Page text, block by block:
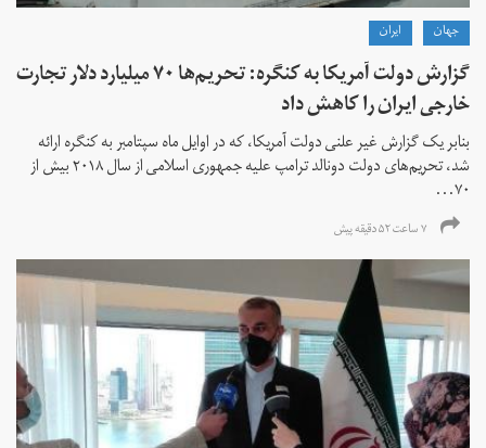
جهان ايران
گزارش دولت آمریکا به کنگره: تحریم‌ها ۷۰ میلیارد دلار تجارت
خارجی ایران را کاهش داد
بنابر یک گزارش غیر علنی دولت آمریکا، که در اوایل ماه سپتامبر به کنگره ارائه
شد، تحریم‌های دولت دونالد ترامپ علیه جمهوری اسلامی از سال ۲۰۱۸ بیش از
۷۰...
۷ ساعت ۵۲ دقیقه پیش